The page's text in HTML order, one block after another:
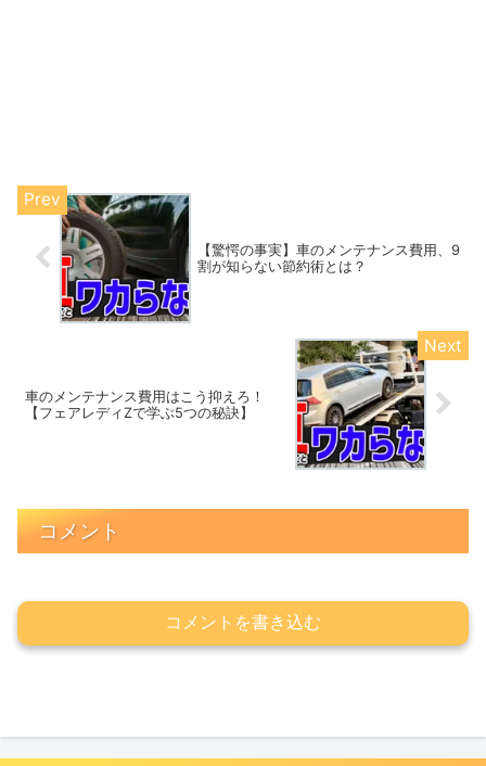
【驚愕の事実】車のメンテナンス費用、9
割が知らない節約術とは？
車のメンテナンス費用はこう抑えろ！
【フェアレディZで学ぶ5つの秘訣】
コメント
コメントを書き込む